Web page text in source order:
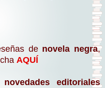
de novela negra,
AQUÍ
novedades editoriales